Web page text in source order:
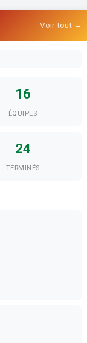
Voir tout →
16
ÉQUIPES
24
TERMINÉS